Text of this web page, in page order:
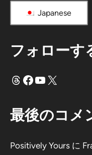
Japanese
フォローす
スレッド フェイスブックユーチューブX
最後のコメ
Positively Yours に